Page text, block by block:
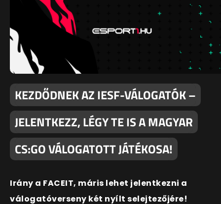
KEZDŐDNEK AZ IESF-VÁLOGATÓK –
JELENTKEZZ, LÉGY TE IS A MAGYAR
CS:GO VÁLOGATOTT JÁTÉKOSA!
Irány a FACEIT, máris lehet jelentkezni a
válogatóverseny két nyílt selejtezőjére!